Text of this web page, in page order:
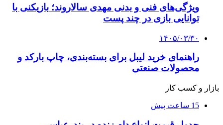
ویژگی‌های فنی و بدنی مهدی سالاروند؛ بازیکنی با
توانایی بازی در چند پست
۱۴۰۵/۰۳/۳۰
راهنمای خرید لیبل برای بسته‌بندی، چاپ بارکد و
محصولات صنعتی
بازار و کسب کار
15 ساعت پیش